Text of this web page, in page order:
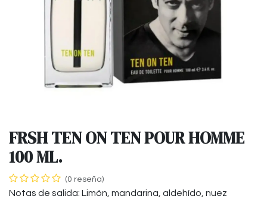
FRSH TEN ON TEN POUR HOMME
100 ML.
(0 reseña)
Notas de salida: Limón, mandarina, aldehído, nuez